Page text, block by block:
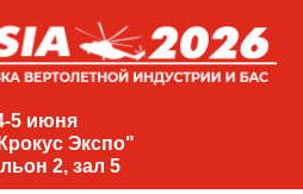
5 июня
Экспо"
2, зал 5